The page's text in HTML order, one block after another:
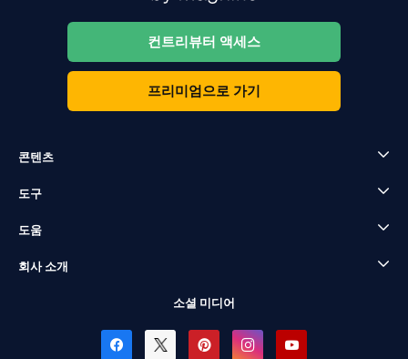
컨트리뷰터 액세스
프리미엄으로 가기
콘텐츠
도구
도움
회사 소개
소셜 미디어